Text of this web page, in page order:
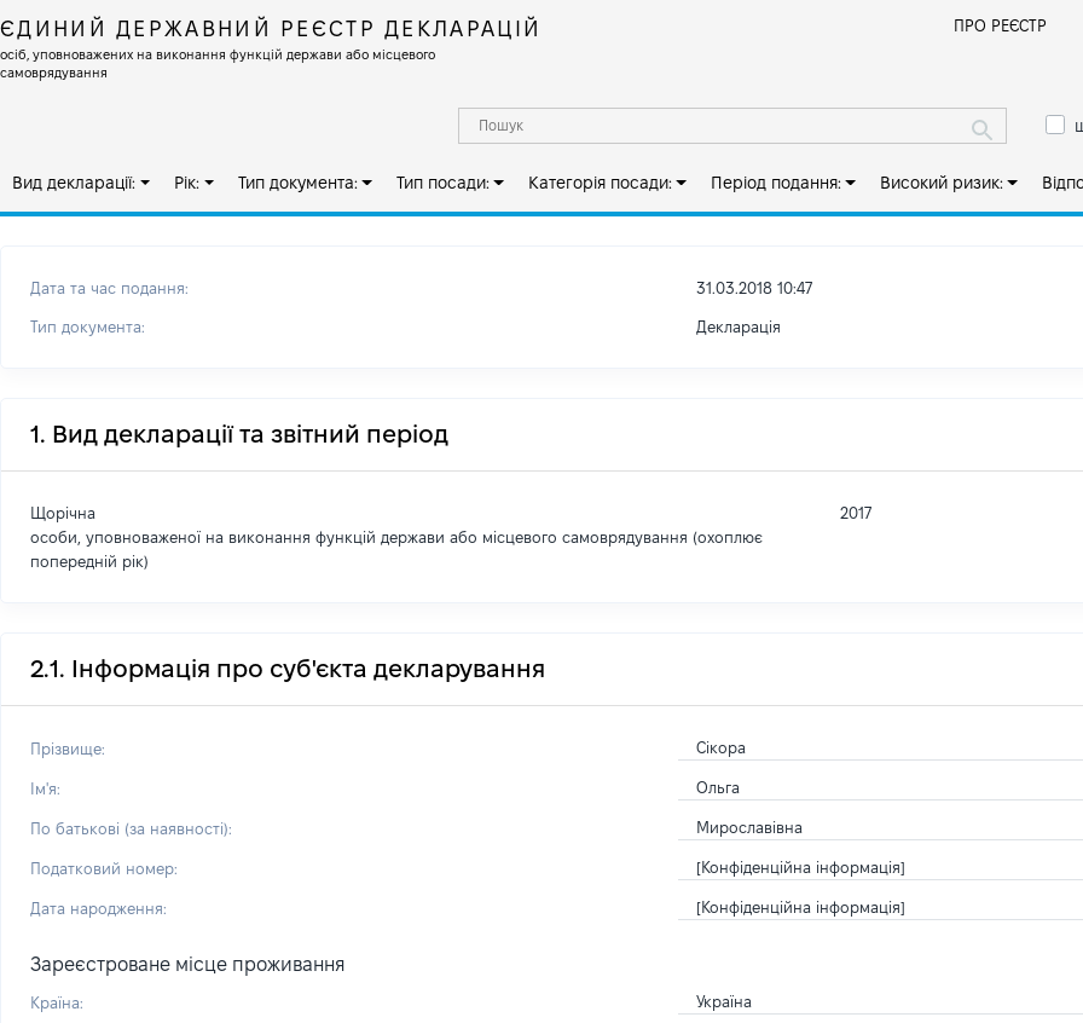
ЄДИНИЙ ДЕРЖАВНИЙ РЕЄСТР ДЕКЛАРАЦІЙ
осіб, уповноважених на виконання функцій держави або місцевого
самоврядування
ПРО РЕЄСТР
Вид декларації: Рік: Тип документа: Тип посади: Категорія посади: Період подання: Високий ризик:
Дата та час подання: 31.03.2018 10:47
Тип документа: Декларація
1. Вид декларації та звітний період
Щорічна
особи, уповноваженої на виконання функцій держави або місцевого самоврядування (охоплює
попередній рік)
2017
2.1. Інформація про суб'єкта декларування
Прізвище: Сікора
Ім'я: Ольга
По батькові (за наявності): Мирославівна
Податковий номер: [Конфіденційна інформація]
Дата народження: [Конфіденційна інформація]
Зареєстроване місце проживання
Країна: Україна